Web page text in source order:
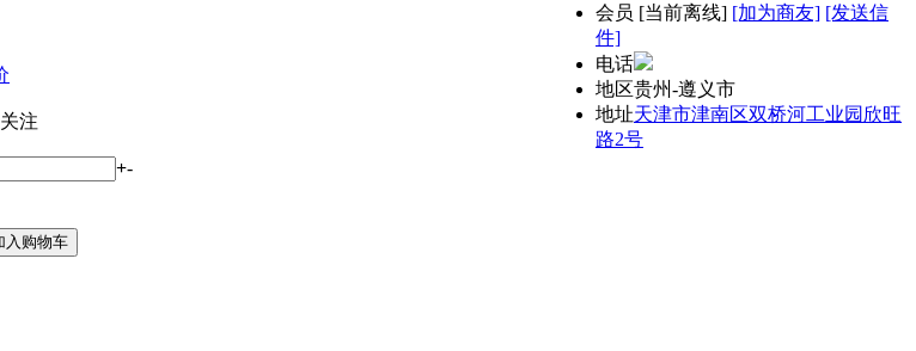
注
+-
会员 [当前离线] [加为商友] [发送信
件]
电话
地区贵州-遵义市
地址天津市津南区双桥河工业园欣旺
路2号